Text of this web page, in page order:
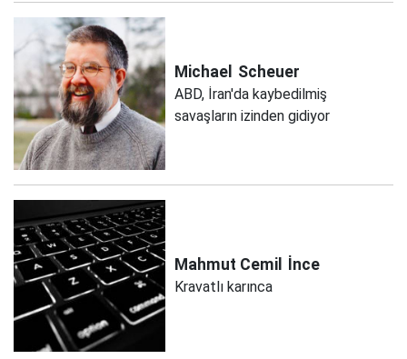
Michael Scheuer
ABD, İran'da kaybedilmiş
savaşların izinden gidiyor
Mahmut Cemil İnce
Kravatlı karınca